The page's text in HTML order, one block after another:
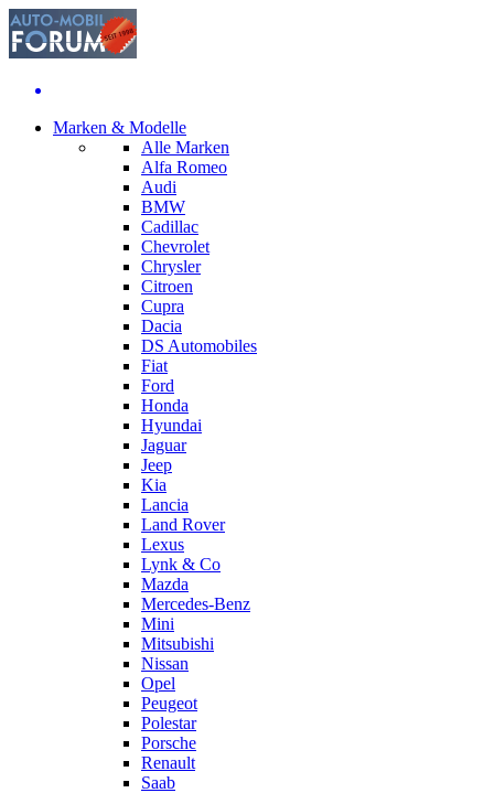
Marken & Modelle
Alle Marken
Alfa Romeo
Audi
BMW
Cadillac
Chevrolet
Chrysler
Citroen
Cupra
Dacia
DS Automobiles
Fiat
Ford
Honda
Hyundai
Jaguar
Jeep
Kia
Lancia
Land Rover
Lexus
Lynk & Co
Mazda
Mercedes-Benz
Mini
Mitsubishi
Nissan
Opel
Peugeot
Polestar
Porsche
Renault
Saab